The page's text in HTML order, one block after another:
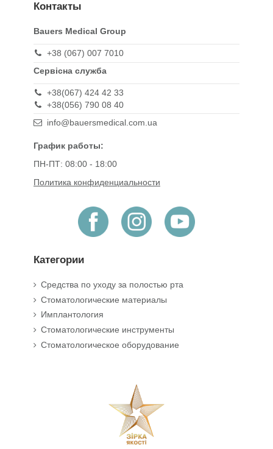
Контакты
Bauers Medical Group
+38 (067) 007 7010
Сервісна служба
+38(067) 424 42 33
+38(056) 790 08 40
info@bauersmedical.com.ua
График работы:
ПН-ПТ: 08:00 - 18:00
Политика конфиденциальности
Категории
Средства по уходу за полостью рта
Стоматологические материалы
Имплантология
Стоматологические инструменты
Стоматологическое оборудование